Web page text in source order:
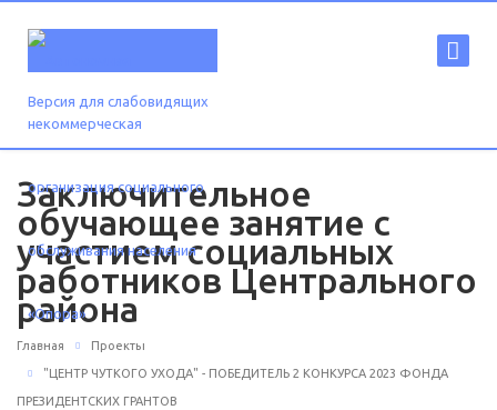
Версия для слабовидящих
Заключительное
обучающее занятие с
участием социальных
работников Центрального
района
Главная Проекты
"ЦЕНТР ЧУТКОГО УХОДА" - ПОБЕДИТЕЛЬ 2 КОНКУРСА 2023 ФОНДА
ПРЕЗИДЕНТСКИХ ГРАНТОВ